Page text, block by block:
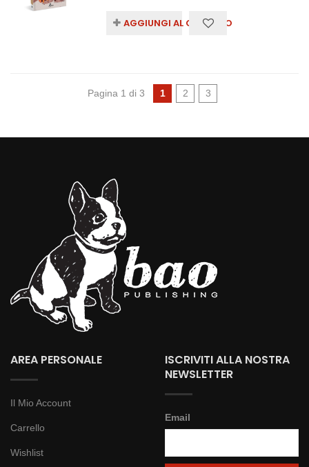
AGGIUNGI AL CARRELLO
Pagina 1 di 3 1 2 3
AREA PERSONALE
Il Mio Account
Carrello
Wishlist
ISCRIVITI ALLA NOSTRA
NEWSLETTER
Email